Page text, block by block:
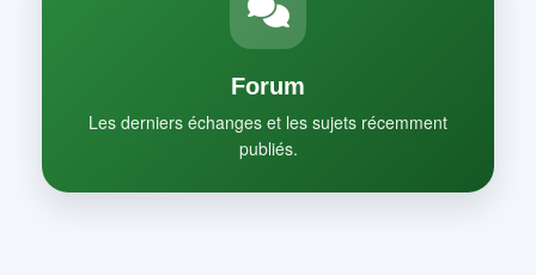
Forum
Les derniers échanges et les sujets récemment
publiés.